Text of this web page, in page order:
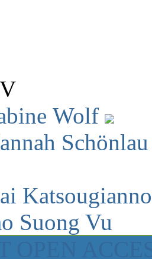
Wolf
Suong Vu